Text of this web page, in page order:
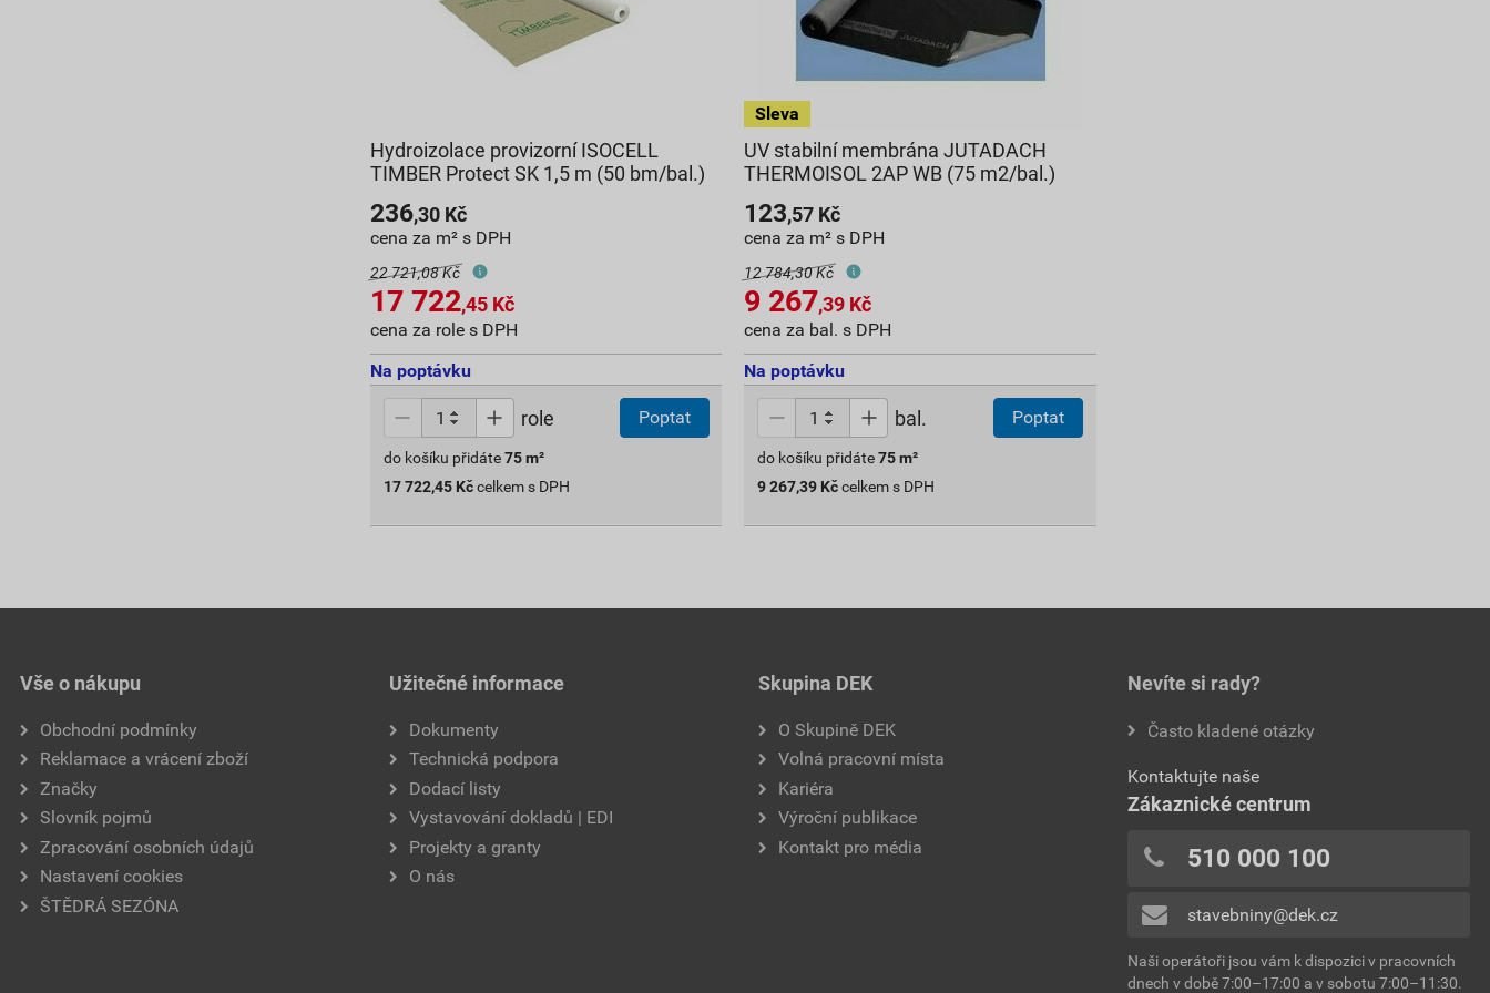
Hydroizolace provizorní ISOCELL
TIMBER Protect SK 1,5 m (50 bm/bal.)
236,30 Kč
cena za m² s DPH
22 721,08 Kč
17 722,45 Kč
cena za role s DPH
Na poptávku
role Poptat
do košíku přidáte 75 m²
17 722,45 Kč celkem s DPH
UV stabilní membrána JUTADACH
THERMOISOL 2AP WB (75 m2/bal.)
123,57 Kč
cena za m² s DPH
12 784,30 Kč
9 267,39 Kč
cena za bal. s DPH
Na poptávku
bal. Poptat
do košíku přidáte75m²
9 267,39 Kčcelkem s DPH
Vše o nákupu
Obchodní podmínky
Reklamace a vrácení zboží
Značky
Slovník pojmů
Zpracování osobních údajů
Nastavení cookies
ŠTĚDRÁ SEZÓNA
Užitečné informace
Dokumenty
Technická podpora
Dodací listy
Vystavování dokladů | EDI
Projekty a granty
O nás
Skupina DEK
O Skupině DEK
Volná pracovní místa
Kariéra
Výroční publikace
Kontakt pro média
Nevíte si rady?
Často kladené otázky
Kontaktujte naše
Zákaznické centrum
510 000 100
stavebniny@dek.cz
Naši operátoři jsou vám k dispozici v pracovních
dnech v době 7:00–17:00 a v sobotu 7:00–11:30.